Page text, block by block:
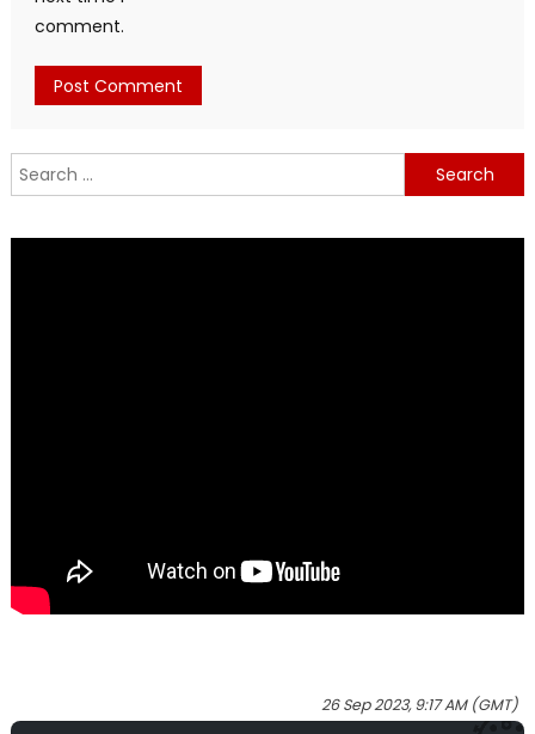
comment.
Search
for:
26 Sep 2023, 9:17 AM (GMT)